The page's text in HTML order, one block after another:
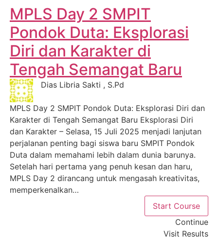
MPLS Day 2 SMPIT
Pondok Duta: Eksplorasi
Diri dan Karakter di
Tengah Semangat Baru
Dias Libria Sakti , S.Pd
MPLS Day 2 SMPIT Pondok Duta: Eksplorasi Diri dan
Karakter di Tengah Semangat Baru Eksplorasi Diri
dan Karakter – Selasa, 15 Juli 2025 menjadi lanjutan
perjalanan penting bagi siswa baru SMPIT Pondok
Duta dalam memahami lebih dalam dunia barunya.
Setelah hari pertama yang penuh kesan dan haru,
MPLS Day 2 dirancang untuk mengasah kreativitas,
memperkenalkan…
Start Course
Continue
Visit Results